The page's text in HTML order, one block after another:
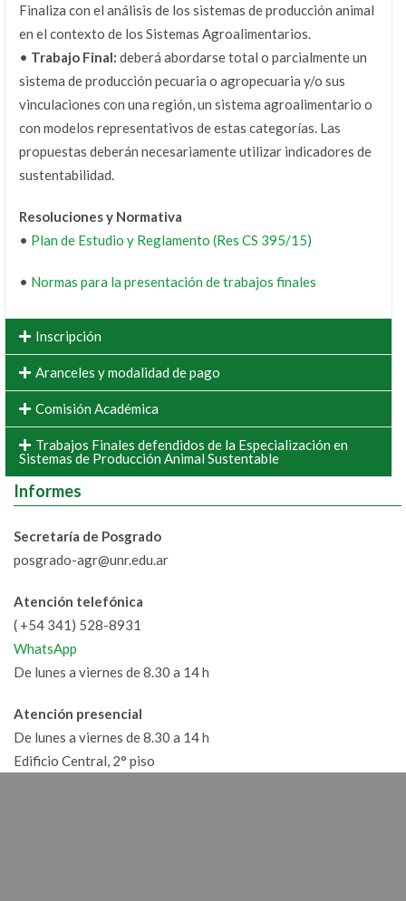
Finaliza con el análisis de los sistemas de producción animal
en el contexto de los Sistemas Agroalimentarios.
• Trabajo Final: deberá abordarse total o parcialmente un
sistema de producción pecuaria o agropecuaria y/o sus
vinculaciones con una región, un sistema agroalimentario o
con modelos representativos de estas categorías. Las
propuestas deberán necesariamente utilizar indicadores de
sustentabilidad.
Resoluciones y Normativa
• Plan de Estudio y Reglamento (Res CS 395/15)
• Normas para la presentación de trabajos finales
Inscripción
Aranceles y modalidad de pago
Comisión Académica
Trabajos Finales defendidos de la Especialización en
Sistemas de Producción Animal Sustentable
Informes
Secretaría de Posgrado
posgrado-agr@unr.edu.ar
Atención telefónica
( +54 341) 528-8931
WhatsApp
De lunes a viernes de 8.30 a 14 h
Atención presencial
De lunes a viernes de 8.30 a 14 h
Edificio Central, 2° piso